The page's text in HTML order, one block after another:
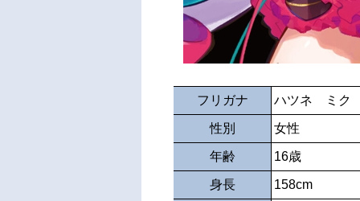
フリガナ ハツネ ミク
性別 女性
年齢 16歳
身長 158cm